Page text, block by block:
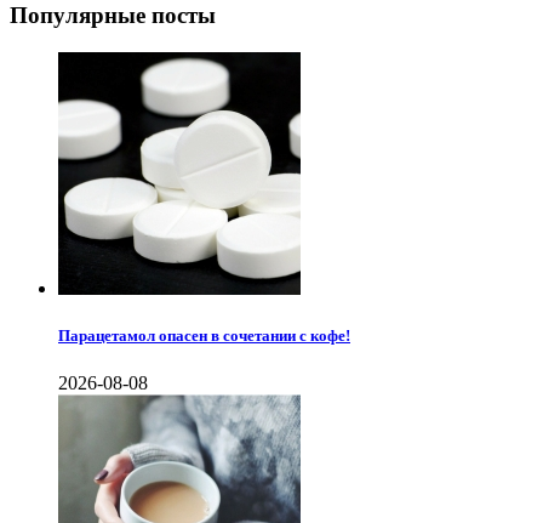
Популярные посты
Парацетамол опасен в сочетании с кофе!
2026-08-08